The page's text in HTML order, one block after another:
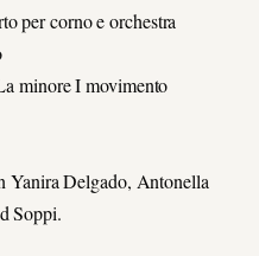
per corno e orchestra
minore I movimento
Yanira Delgado, Antonella
Soppi.